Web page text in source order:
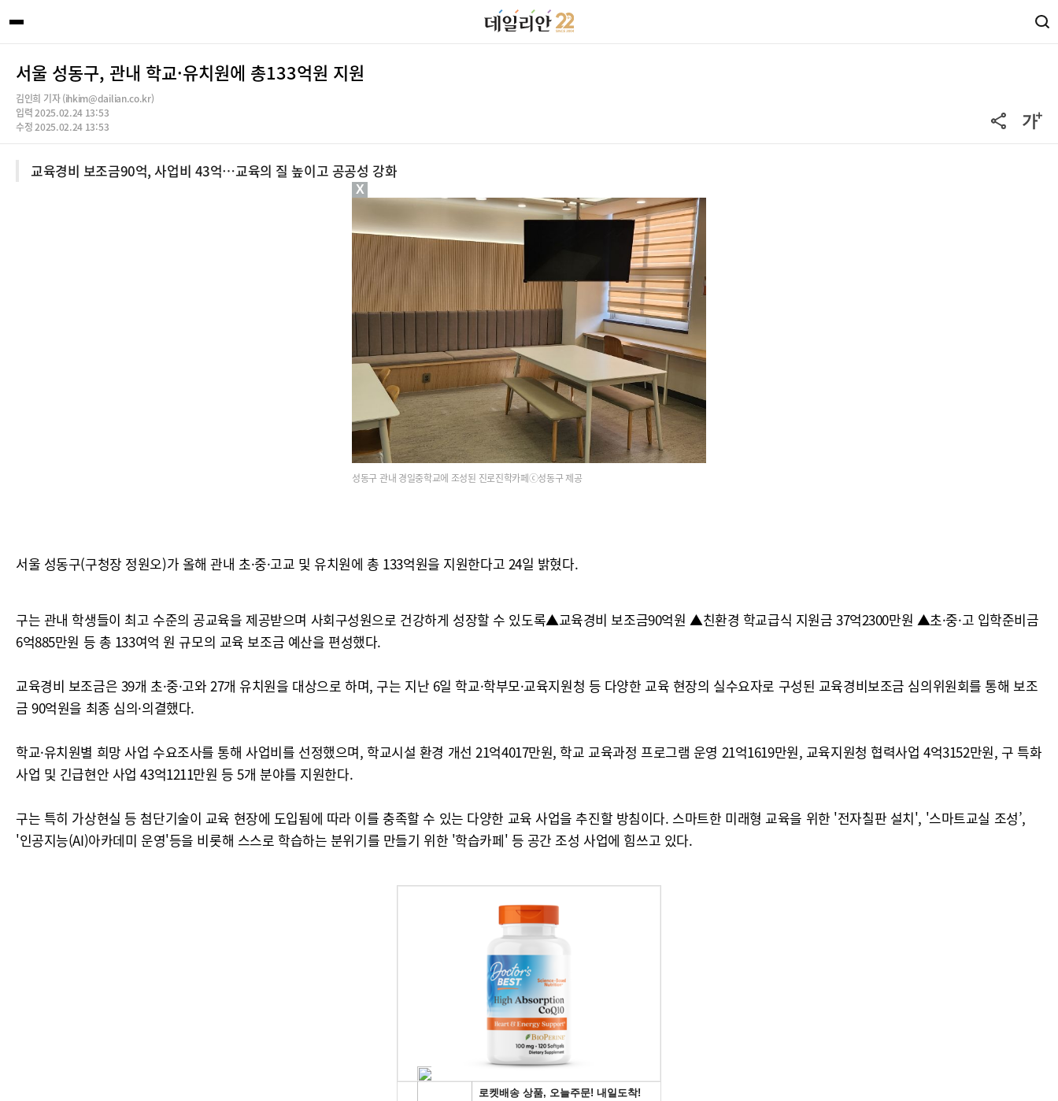
서울 성동구, 관내 학교·유치원에 총133억원 지원
김인희 기자 (ihkim@dailian.co.kr)
입력 2025.02.24 13:53
수정 2025.02.24 13:53
교육경비 보조금90억, 사업비 43억…교육의 질 높이고 공공성 강화
성동구 관내 경일중학교에 조성된 진로진학카페ⓒ성동구 제공
서울 성동구(구청장 정원오)가 올해 관내 초·중·고교 및 유치원에 총 133억원을 지원한다고 24일 밝혔다.
구는 관내 학생들이 최고 수준의 공교육을 제공받으며 사회구성원으로 건강하게 성장할 수 있도록▲교육경비 보조금90억원 ▲친환경 학교급식 지원금 37억2300만원 ▲초·중·고 입학준비금
6억885만원 등 총 133여억 원 규모의 교육 보조금 예산을 편성했다.
교육경비 보조금은 39개 초·중·고와 27개 유치원을 대상으로 하며, 구는 지난 6일 학교·학부모·교육지원청 등 다양한 교육 현장의 실수요자로 구성된 교육경비보조금 심의위원회를 통해 보조
금 90억원을 최종 심의·의결했다.
학교·유치원별 희망 사업 수요조사를 통해 사업비를 선정했으며, 학교시설 환경 개선 21억4017만원, 학교 교육과정 프로그램 운영 21억1619만원, 교육지원청 협력사업 4억3152만원, 구 특화
사업 및 긴급현안 사업 43억1211만원 등 5개 분야를 지원한다.
구는 특히 가상현실 등 첨단기술이 교육 현장에 도입됨에 따라 이를 충족할 수 있는 다양한 교육 사업을 추진할 방침이다. 스마트한 미래형 교육을 위한 '전자칠판 설치', '스마트교실 조성’,
'인공지능(AI)아카데미 운영'등을 비롯해 스스로 학습하는 분위기를 만들기 위한 '학습카페' 등 공간 조성 사업에 힘쓰고 있다.
X